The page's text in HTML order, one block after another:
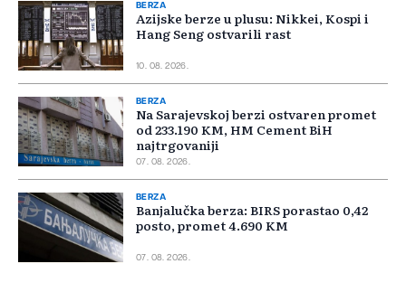
BERZA
Azijske berze u plusu: Nikkei, Kospi i
Hang Seng ostvarili rast
10. 08. 2026.
BERZA
Na Sarajevskoj berzi ostvaren promet
od 233.190 KM, HM Cement BiH
najtrgovaniji
07. 08. 2026.
BERZA
Banjalučka berza: BIRS porastao 0,42
posto, promet 4.690 KM
07. 08. 2026.